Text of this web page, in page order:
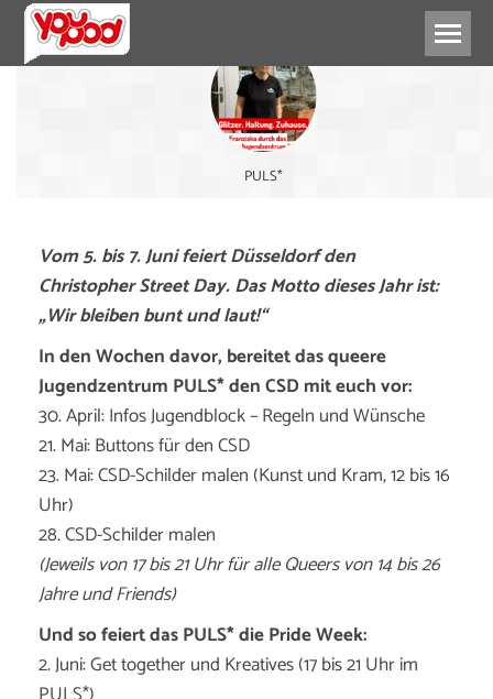
PULS*
Vom 5. bis 7. Juni feiert Düsseldorf den
Christopher Street Day. Das Motto dieses Jahr ist:
„Wir bleiben bunt und laut!“
In den Wochen davor, bereitet das queere
Jugendzentrum PULS* den CSD mit euch vor:
30. April: Infos Jugendblock – Regeln und Wünsche
21. Mai: Buttons für den CSD
23. Mai: CSD-Schilder malen (Kunst und Kram, 12 bis 16
Uhr)
28. CSD-Schilder malen
(Jeweils von 17 bis 21 Uhr für alle Queers von 14 bis 26
Jahre und Friends)
Und so feiert das PULS* die Pride Week:
2. Juni: Get together und Kreatives (17 bis 21 Uhr im